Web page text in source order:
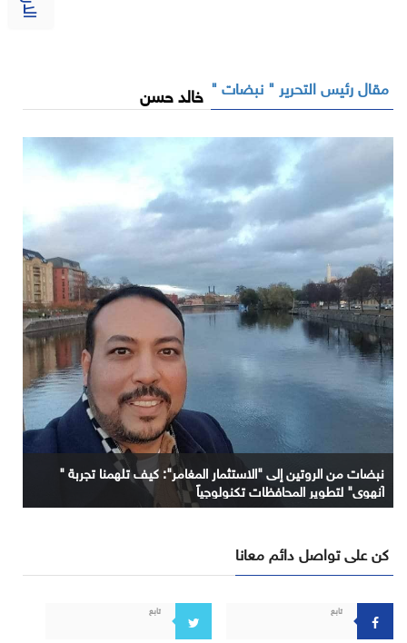
مقال رئيس التحرير " نبضات " خالد حسن
نبضات من الروتين إلى "الاستثمار المغامر": كيف تلهمنا تجربة "
آنهوي" لتطوير المحافظات تكنولوجياً
كن على تواصل دائم معانا
تابع تابع